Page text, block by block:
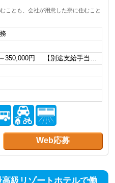
ことも、会社が用意した寮に住むこと
350,000円 【別途支給手当…
Web応募
高級リゾートホテルで働